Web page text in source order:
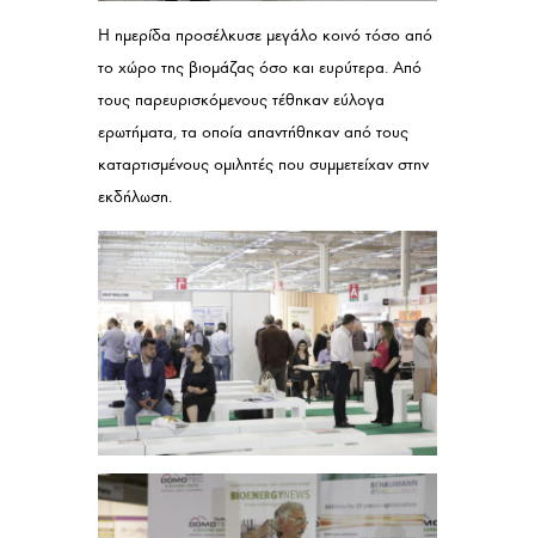
Η ημερίδα προσέλκυσε μεγάλο κοινό τόσο από
το χώρο της βιομάζας όσο και ευρύτερα. Από
τους παρευρισκόμενους τέθηκαν εύλογα
ερωτήματα, τα οποία απαντήθηκαν από τους
καταρτισμένους ομιλητές που συμμετείχαν στην
εκδήλωση.